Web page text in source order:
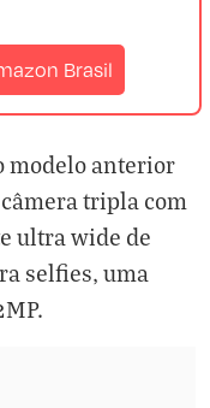
Brasil
modelo anterior
tripla com
ultra wide de
selfies, uma